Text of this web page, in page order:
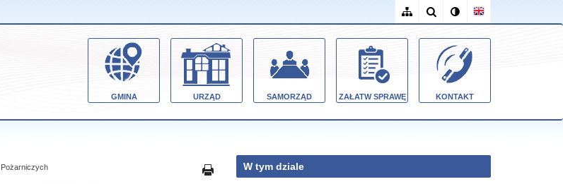
GMINA URZĄD SAMORZĄD ZAŁATW SPRAWĘ KONTAKT
Pożarniczych W tym dziale